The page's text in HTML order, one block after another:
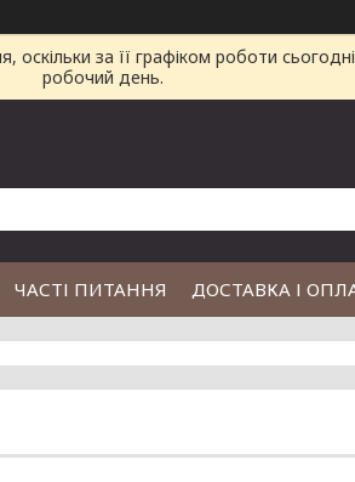
за її графіком роботи
робочий день.
ЧАСТІ ПИТАННЯ ДОСТАВКА І